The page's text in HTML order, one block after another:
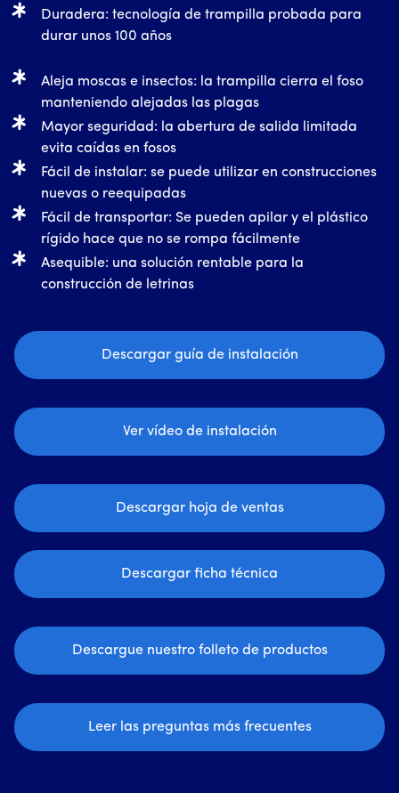
Duradera: tecnología de trampilla probada para
durar unos 100 años
Aleja moscas e insectos: la trampilla cierra el foso
manteniendo alejadas las plagas
Mayor seguridad: la abertura de salida limitada
evita caídas en fosos
Fácil de instalar: se puede utilizar en construcciones
nuevas o reequipadas
Fácil de transportar: Se pueden apilar y el plástico
rígido hace que no se rompa fácilmente
Asequible: una solución rentable para la
construcción de letrinas
Descargar guía de instalación
Ver vídeo de instalación
Descargar hoja de ventas
Descargar ficha técnica
Descargue nuestro folleto de productos
Leer las preguntas más frecuentes